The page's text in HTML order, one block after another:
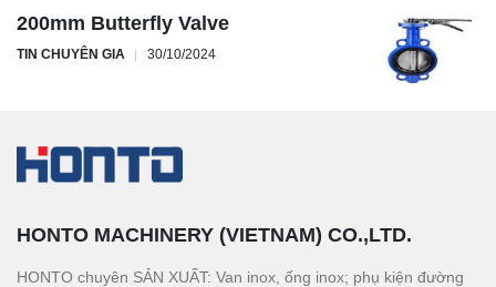
200mm Butterfly Valve
TIN CHUYÊN GIA 30/10/2024
HONTO MACHINERY (VIETNAM) CO.,LTD.
HONTO chuyên SẢN XUẤT: Van inox, ống inox; phụ kiện đường